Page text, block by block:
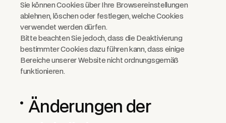
Sie können Cookies über Ihre Browsereinstellungen
ablehnen, löschen oder festlegen, welche Cookies
verwendet werden dürfen.
Bitte beachten Sie jedoch, dass die Deaktivierung
bestimmter Cookies dazu führen kann, dass einige
Bereiche unserer Website nicht ordnungsgemäß
funktionieren.
Änderungen der